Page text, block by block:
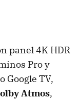
panel 4K HDR
Pro y
Google TV,
Atmos,